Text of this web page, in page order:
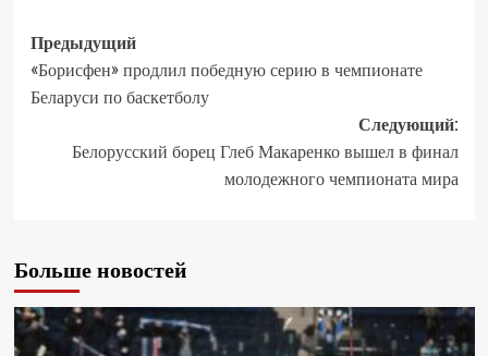
Предыдущий
«Борисфен» продлил победную серию в чемпионате
Беларуси по баскетболу
Следующий:
Белорусский борец Глеб Макаренко вышел в финал
молодежного чемпионата мира
Больше новостей